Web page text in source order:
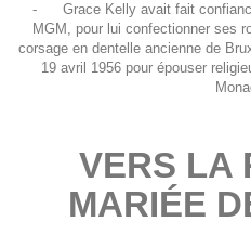
-
Grace Kelly avait fait
MGM, pour lui confectionner ses
corsage en dentelle ancienne de
19 avril 1956 pour épouser
VERS LA
MARIÉE